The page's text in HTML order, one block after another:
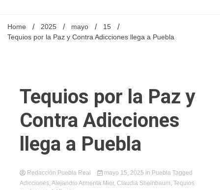
Home 2025 mayo
15
Tequios por la Paz y Contra Adicciones llega a Puebla
Tequios por la Paz y
Contra Adicciones
llega a Puebla
Redacción Puebla Real mayo 15, 2025 in Puebla Tagged
Adicciones, Alejandro Armenta Mier, Claudia Sheinbaum, Tequios